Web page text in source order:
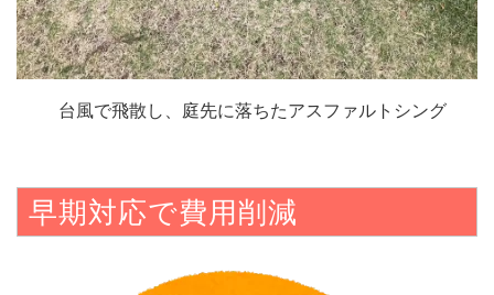
台風で飛散し、庭先に落ちたアスファルトシング
早期対応で費用削減